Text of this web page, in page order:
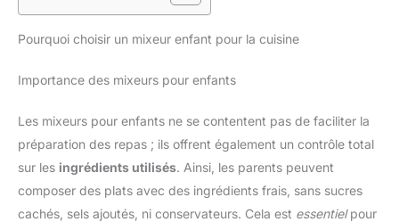
Pourquoi choisir un mixeur enfant pour la cuisine
Importance des mixeurs pour enfants
Les mixeurs pour enfants ne se contentent pas de faciliter la
préparation des repas ; ils offrent également un contrôle total
sur les ingrédients utilisés. Ainsi, les parents peuvent
composer des plats avec des ingrédients frais, sans sucres
cachés, sels ajoutés, ni conservateurs. Cela est essentielpour